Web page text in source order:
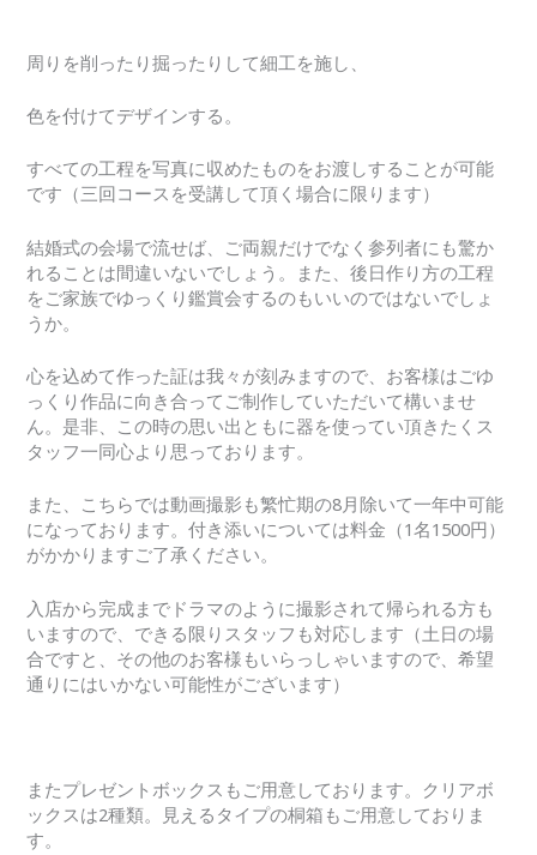
周りを削ったり掘ったりして細工を施し、
色を付けてデザインする。
すべての工程を写真に収めたものをお渡しすることが可能
です（三回コースを受講して頂く場合に限ります）
結婚式の会場で流せば、ご両親だけでなく参列者にも驚か
れることは間違いないでしょう。また、後日作り方の工程
をご家族でゆっくり鑑賞会するのもいいのではないでしょ
うか。
心を込めて作った証は我々が刻みますので、お客様はごゆ
っくり作品に向き合ってご制作していただいて構いませ
ん。是非、この時の思い出ともに器を使ってい頂きたくス
タッフ一同心より思っております。
また、こちらでは動画撮影も繁忙期の8月除いて一年中可能
になっております。付き添いについては料金（1名1500円）
がかかりますご了承ください。
入店から完成までドラマのように撮影されて帰られる方も
いますので、できる限りスタッフも対応します（土日の場
合ですと、その他のお客様もいらっしゃいますので、希望
通りにはいかない可能性がございます）
またプレゼントボックスもご用意しております。クリアボ
ックスは2種類。見えるタイプの桐箱もご用意しておりま
す。